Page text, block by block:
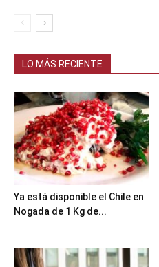
LO MÁS RECIENTE
Ya está disponible el Chile en
Nogada de 1 Kg de...